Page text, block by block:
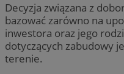
Decyzja związana z
bazować zarówno na
inwestora oraz jego
dotyczących zabudowy
terenie.